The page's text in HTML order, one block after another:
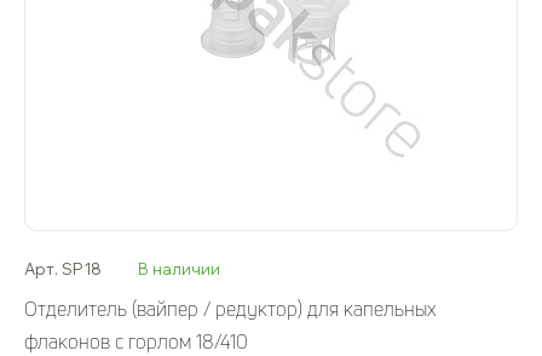
Арт. SP18 В наличии
Отделитель (вайпер / редуктор) для капельных
флаконов с горлом 18/410